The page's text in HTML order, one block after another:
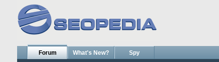
Forum What's New? Spy